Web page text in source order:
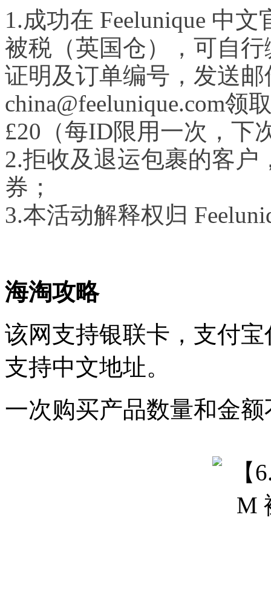
1.成功在 Feelunique 中
被税（英国仓），可自
证明及订单编号，发送
china@feelunique.com领
£20（每ID限用一次，下
2.拒收及退运包裹的客户
券；
3.本活动解释权归
海淘攻略
该网支持银联卡，支付
支持中文地址。
一次购买产品数量和金